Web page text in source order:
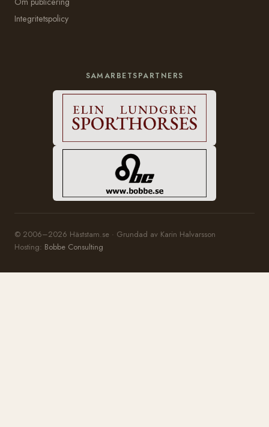
Integritetspolicy
SAMARBETSPARTNERS
© 2006–2026 Häststam.se · Grundad av Karin Halvarsson
Hosting: Bobbe Consulting